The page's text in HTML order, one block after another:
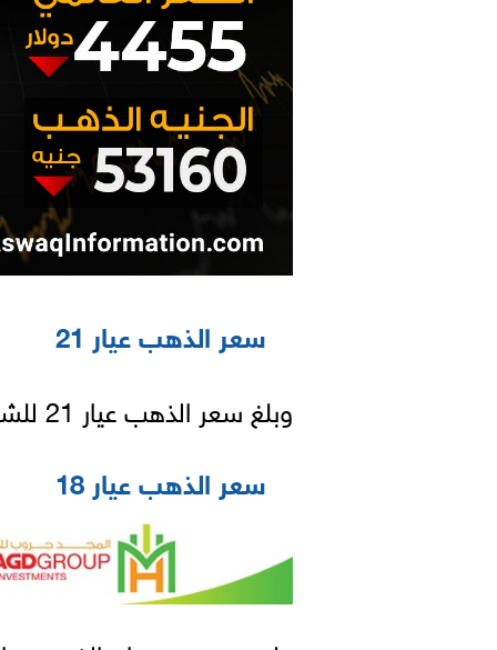
سعر الذهب عيار 21
وبلغ سعر الذهب عيار 21 للشراء 6641 جنيهًا و للبيع 6645 جنيهًا.
سعر الذهب عيار 18